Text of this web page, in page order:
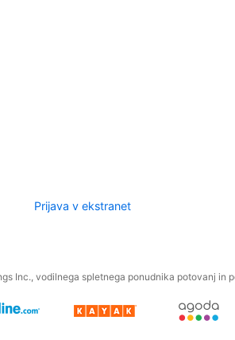
Prijava v ekstranet
Inc., vodilnega spletnega ponudnika potovanj in